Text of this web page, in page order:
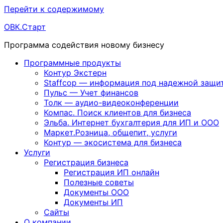
Перейти к содержимому
ОВК.Старт
Программа содействия новому бизнесу
Программные продукты
Контур Экстерн
Staffcop — информация под надежной
Пульс — Учет финансов
Толк — аудио-видеоконференции
Компас. Поиск клиентов для бизнеса
Эльба. Интернет бухгалтерия для ИП и ООО
Маркет.Розница, общепит, услуги
Контур — экосистема для бизнеса
Услуги
Регистрация бизнеса
Регистрация ИП онлайн
Полезные советы
Документы ООО
Документы ИП
Сайты